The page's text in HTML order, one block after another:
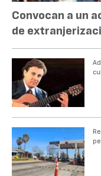
Convocan a un
de